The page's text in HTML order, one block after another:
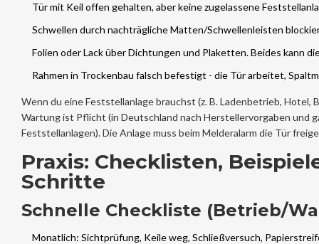
Tür mit Keil offen gehalten, aber keine zugelassene
Schwellen durch nachträgliche Matten/Schwellenleisten
Folien oder Lack über Dichtungen und Plaketten. Beides kann
Rahmen in Trockenbau falsch befestigt - die Tür arbeitet,
Wenn du eine Feststellanlage brauchst (z. B. Ladenbetrieb,
Wartung ist Pflicht (in Deutschland nach Herstellervorgaben und
Feststellanlagen). Die Anlage muss beim Melderalarm die Tür
Praxis: Checklisten,
Schritte
Schnelle Checkliste (Betrieb/
Monatlich: Sichtprüfung, Keile weg, Schließversuch,